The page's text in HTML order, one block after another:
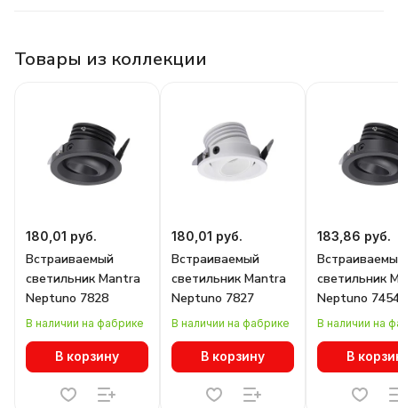
Товары из коллекции
180,01 руб.
Встраиваемый
светильник Mantra
Neptuno 7828
В наличии на фабрике
В корзину
180,01 руб.
Встраиваемый
светильник Mantra
Neptuno 7827
В наличии на фабрике
В корзину
183,86 руб.
светильник
Neptuno
В наличии на
В